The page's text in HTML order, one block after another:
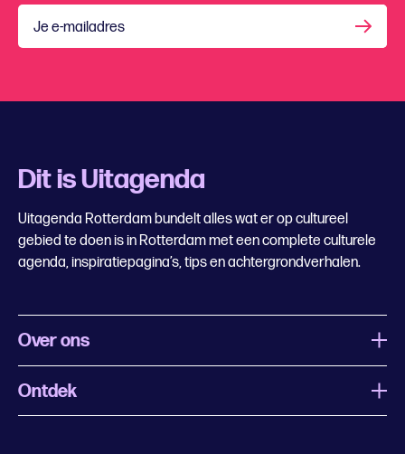
Je e-mailadres
Dit is Uitagenda
Uitagenda Rotterdam bundelt alles wat er op cultureel
gebied te doen is in Rotterdam met een complete culturele
agenda, inspiratiepagina’s, tips en achtergrondverhalen.
Over ons
Wat is Uitagenda Rotterdam
Ontdek